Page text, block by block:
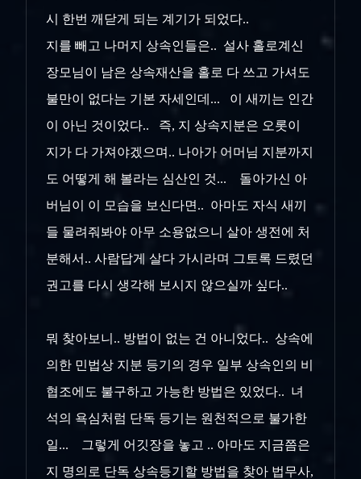
시 한번 깨닫게 되는 계기가 되었다..
지를 빼고 나머지 상속인들은.. 설사 홀로계신
장모님이 남은 상속재산을 홀로 다 쓰고 가셔도
불만이 없다는 기본 자세인데... 이 새끼는 인간
이 아닌 것이었다.. 즉, 지 상속지분은 오롯이
지가 다 가져야겠으며.. 나아가 어머님 지분까지
도 어떻게 해 볼라는 심산인 것... 돌아가신 아
버님이 이 모습을 보신다면.. 아마도 자식 새끼
들 물려줘봐야 아무 소용없으니 살아 생전에 처
분해서.. 사람답게 살다 가시라며 그토록 드렸던
권고를 다시 생각해 보시지 않으실까 싶다..
뭐 찾아보니.. 방법이 없는 건 아니었다.. 상속에
의한 민법상 지분 등기의 경우 일부 상속인의 비
협조에도 불구하고 가능한 방법은 있었다.. 녀
석의 욕심처럼 단독 등기는 원천적으로 불가한
일... 그렇게 어깃장을 놓고 .. 아마도 지금쯤은
지 명의로 단독 상속등기할 방법을 찾아 법무사,